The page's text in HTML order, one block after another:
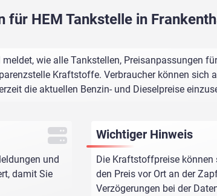
für HEM Tankstelle in
wie alle Tankstellen, Preisanpassungen
Kraftstoffe. Verbraucher können sich
die aktuellen Benzin- und Dieselpreise
und
damit Sie
Wichtiger Hinweis
Die Kraftstoffpreise
den Preis vor Ort an der
Verzögerungen bei der